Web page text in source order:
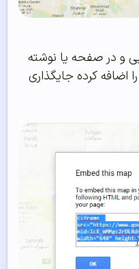
و در صفحه یا نوشته
اضافه کرده جایگذاری